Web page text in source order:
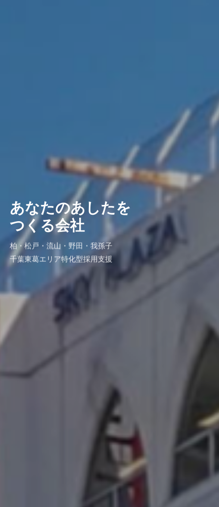
あなたのあしたを
つくる会社
柏・松戸・流山・野田・我孫子
千葉東葛エリア特化型採用支援